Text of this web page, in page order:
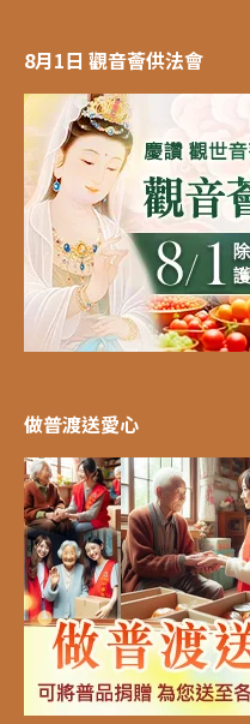
8月1日 觀音薈供法會
做普渡送愛心